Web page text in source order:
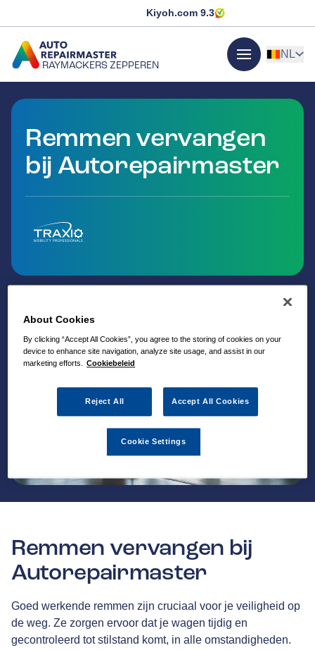
Kiyoh.com 9.3
RAYMACKERS ZEPPEREN menu
NL
Remmen vervangen
bij Autorepairmaster
Remmen vervangen bij
Autorepairmaster
Goed werkende remmen zijn cruciaal voor je veiligheid op
de weg. Ze zorgen ervoor dat je wagen tijdig en
gecontroleerd tot stilstand komt, in alle omstandigheden.
About Cookies
By clicking “Accept All Cookies”, you agree to the storing of cookies on your
device to enhance site navigation, analyze site usage, and assist in our
marketing efforts.
Cookiebeleid
Reject All Accept All Cookies
Cookie Settings